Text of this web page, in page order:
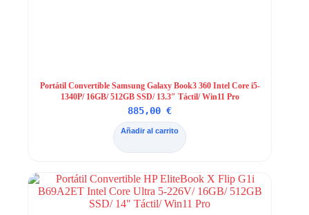
Portátil Convertible Samsung Galaxy Book3 360 Intel Core i5-
1340P/ 16GB/ 512GB SSD/ 13.3″ Táctil/ Win11 Pro
885,00€
Añadir al carrito